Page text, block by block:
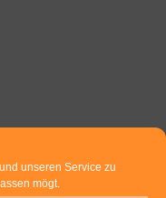
unseren Service zu
mögt.